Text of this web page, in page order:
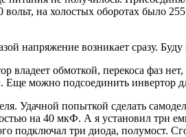
на холостых оборотах было
напряжение возникает сразу. Буду
владеет обмоткой, перекоса фаз
Еще можно подсоединить инвертор
Удачной попыткой сделать
на 40 мкФ. А я установил три
подключал три диода, полумост.